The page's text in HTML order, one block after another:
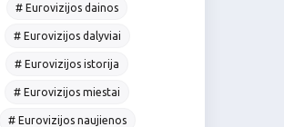
# Eurovizijos dainos
# Eurovizijos dalyviai
# Eurovizijos istorija
# Eurovizijos miestai
# Eurovizijos naujienos